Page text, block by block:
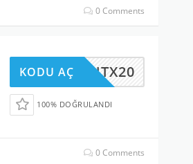
0 Comments
NTX20
KODU AÇ
100% DOĞRULANDI
0 Comments